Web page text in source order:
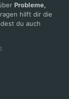
Probleme,
hilft dir die
du auch